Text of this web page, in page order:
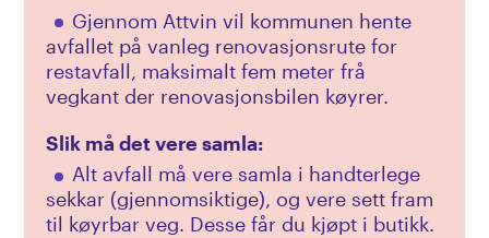
Renovasjonsforskrifta
Organisasjonsstruktur og eigarskap
Driftsmeldinger
Avfallsminimering
Tøybleietilskot
Bruktbutikker i området
Gebyr og priser
Tilgjengelighetserklæring
Gjennom Attvin vil kommunen hente
avfallet på vanleg renovasjonsrute for
restavfall, maksimalt fem meter frå
vegkant der renovasjonsbilen køyrer.
Slik må det vere samla:
Alt avfall må vere samla i handterlege
sekkar (gjennomsiktige), og vere sett fram
til køyrbar veg. Desse får du kjøpt i butikk.